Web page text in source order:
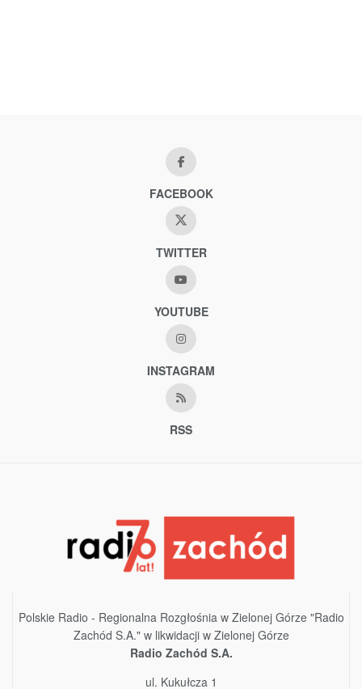
FACEBOOK
TWITTER
YOUTUBE
INSTAGRAM
RSS
Polskie Radio - Regionalna Rozgłośnia w Zielonej Górze "Radio
Zachód S.A." w likwidacji w Zielonej Górze
Radio Zachód S.A.
ul. Kukułcza 1